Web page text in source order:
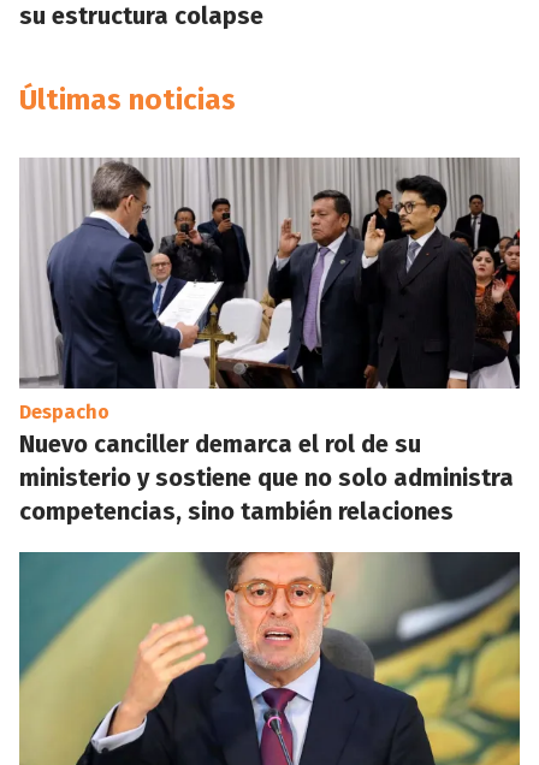
su estructura colapse
Últimas noticias
Despacho
Nuevo canciller demarca el rol de su
ministerio y sostiene que no solo administra
competencias, sino también relaciones